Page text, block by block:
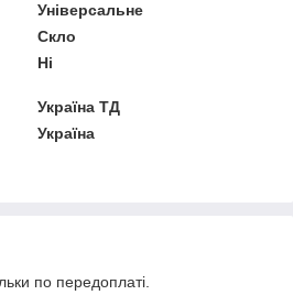
Універсальне
Скло
Ні
Україна ТД
Україна
по передоплаті.